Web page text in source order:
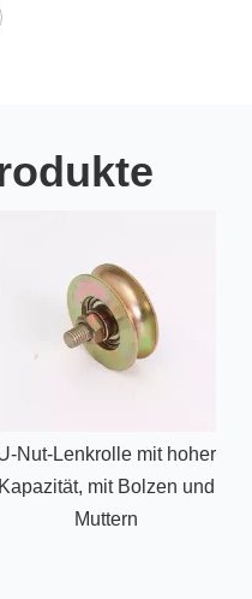
Nut-Lenkrolle mit hoher
Kapazität, mit Bolzen und
Muttern